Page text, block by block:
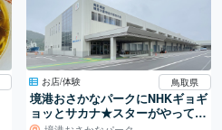
お店/体験 鳥取県
境港おさかなパークにNHKギョギ
ョッとサカナ★スターがやって来